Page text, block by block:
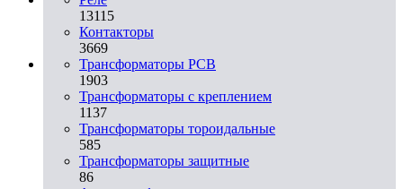
13115
Контакторы
3669
Трансформаторы PCB
1903
Трансформаторы с креплением
1137
Трансформаторы тороидальные
585
Трансформаторы защитные
86